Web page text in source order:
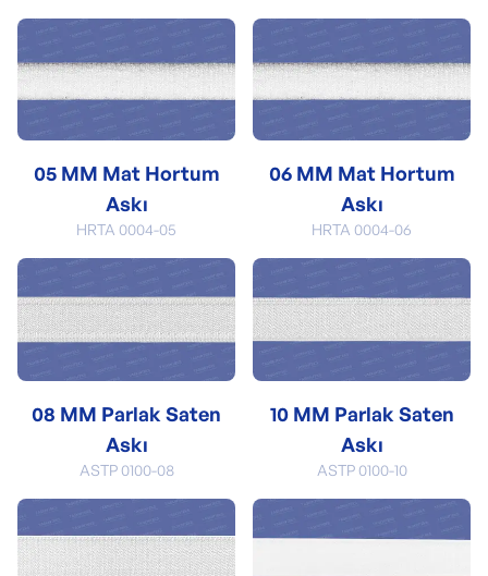
05 MM Mat Hortum
Askı
HRTA 0004-05
06 MM Mat Hortum
Askı
HRTA 0004-06
08 MM Parlak Saten
Askı
ASTP 0100-08
10 MM Parlak Saten
Askı
ASTP 0100-10